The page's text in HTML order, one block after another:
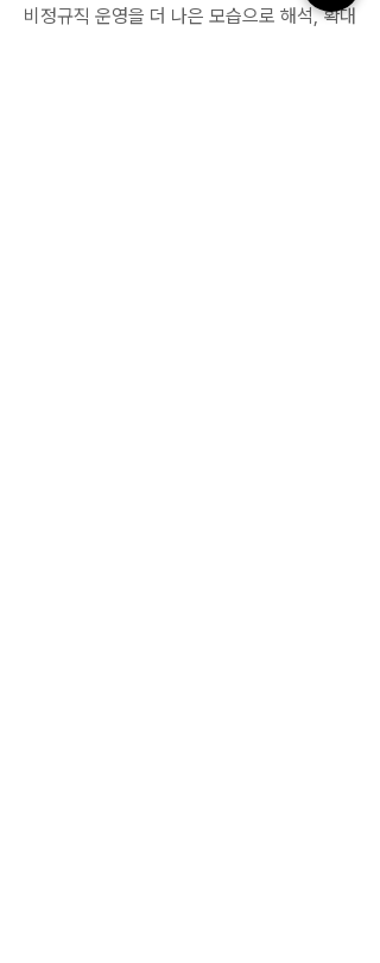
비정규직 운영을 더 나은 모습으로 해석, 확대